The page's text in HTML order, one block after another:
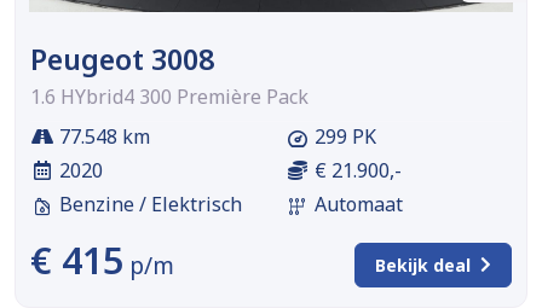
Peugeot 3008
1.6 HYbrid4 300 Première Pack
77.548 km
2020
Benzine / Elektrisch
299 PK
€ 21.900,-
Automaat
€ 415 p/m Bekijk deal